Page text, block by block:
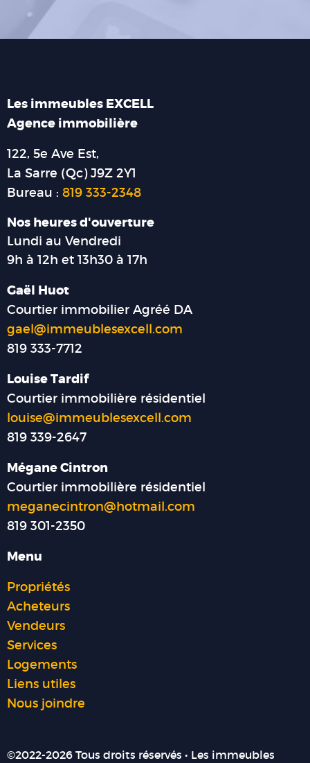
Les immeubles EXCELL
Agence immobilière
122, 5e Ave Est,
La Sarre (Qc) J9Z 2Y1
Bureau : 819 333-2348
Nos heures d'ouverture
Lundi au Vendredi
9h à 12h et 13h30 à 17h
Gaël Huot
Courtier immobilier Agréé DA
gael@immeublesexcell.com
819 333-7712
Louise Tardif
Courtier immobilière résidentiel
louise@immeublesexcell.com
819 339-2647
Mégane Cintron
Courtier immobilière résidentiel
meganecintron@hotmail.com
819 301-2350
Menu
Propriétés
Acheteurs
Vendeurs
Services
Logements
Liens utiles
Nous joindre
©2022-2026 Tous droits réservés • Les immeubles